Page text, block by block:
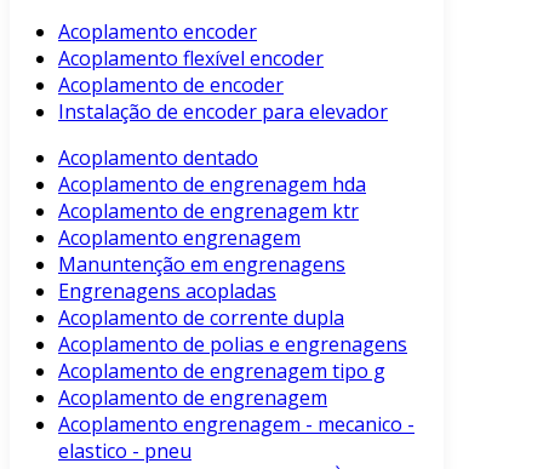
Acoplamento encoder
Acoplamento flexível encoder
Acoplamento de encoder
Instalação de encoder para elevador
Acoplamento dentado
Acoplamento de engrenagem hda
Acoplamento de engrenagem ktr
Acoplamento engrenagem
Manuntenção em engrenagens
Engrenagens acopladas
Acoplamento de corrente dupla
Acoplamento de polias e engrenagens
Acoplamento de engrenagem tipo g
Acoplamento de engrenagem
Acoplamento engrenagem - mecanico -
elastico - pneu